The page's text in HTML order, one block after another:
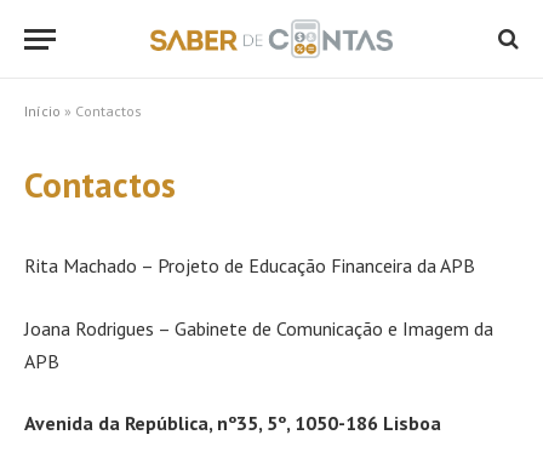
Início » Contactos
Contactos
Rita Machado – Projeto de Educação Financeira da APB
Joana Rodrigues – Gabinete de Comunicação e Imagem da
APB
Avenida da República, nº35, 5º, 1050-186 Lisboa